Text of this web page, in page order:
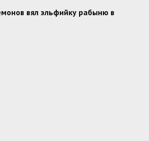
вял эльфийку рабыню в